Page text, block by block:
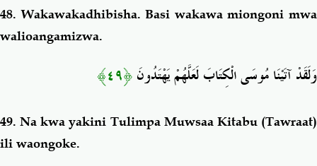
48.Wakawakadhibisha. Basi wakawa miongoni mwa
walioangamizwa.
وَلَقَدْ آتَيْنَا مُوسَى الْكِتَابَ لَعَلَّهُمْ يَهْتَدُونَ﴿٤٩﴾
49.Na kwa yakini Tulimpa Muwsaa Kitabu (Tawraat)
ili waongoke.